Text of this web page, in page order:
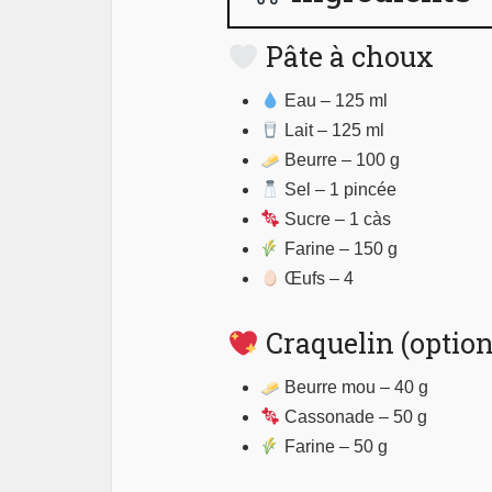
Pâte à choux
Eau – 125 ml
Lait – 125 ml
Beurre – 100 g
Sel – 1 pincée
Sucre – 1 càs
Farine – 150 g
Œufs – 4
Craquelin
Beurre mou – 40 g
Cassonade – 50 g
Farine – 50 g